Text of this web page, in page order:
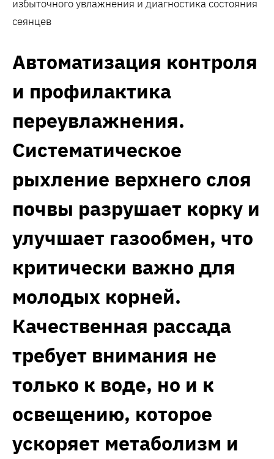
Автоматизация контроля
и профилактика
переувлажнения.
Систематическое
рыхление верхнего слоя
почвы разрушает корку и
улучшает газообмен, что
критически важно для
молодых корней.
Качественная рассада
требует внимания не
только к воде, но и к
освещению, которое
ускоряет метаболизм и